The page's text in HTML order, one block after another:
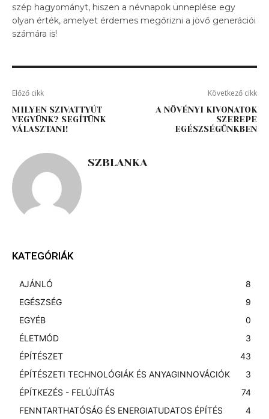
szép hagyományt, hiszen a névnapok ünneplése egy
olyan érték, amelyet érdemes megőrizni a jövő generációi
számára is!
Előző cikk
MILYEN SZIVATTYÚT
VEGYÜNK? SEGÍTÜNK
VÁLASZTANI!
Következő cikk
A NÖVÉNYI KIVONATOK
SZEREPE
EGÉSZSÉGÜNKBEN
SZBLANKA
KATEGÓRIÁK
AJÁNLÓ
8
EGÉSZSÉG
9
EGYÉB
0
ÉLETMÓD
3
ÉPÍTÉSZET
43
ÉPÍTÉSZETI TECHNOLÓGIÁK ÉS ANYAGINNOVÁCIÓK
3
ÉPÍTKEZÉS - FELÚJÍTÁS
74
FENNTARTHATÓSÁG ÉS ENERGIATUDATOS ÉPÍTÉS
4